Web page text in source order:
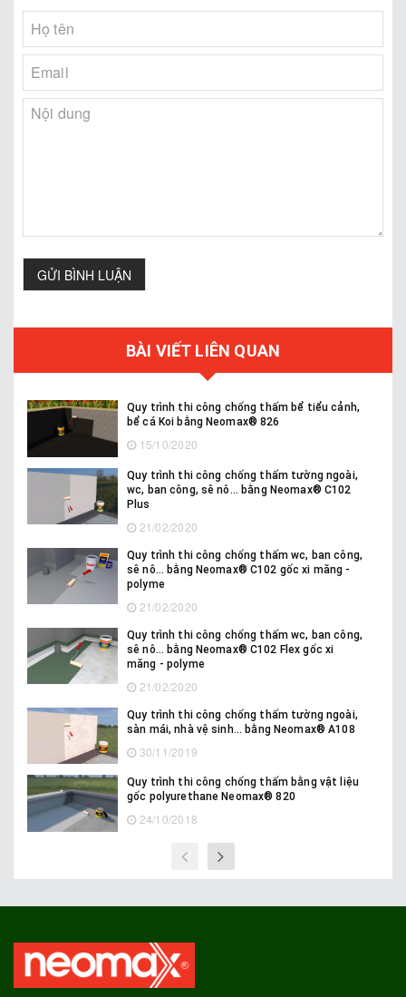
GỬI BÌNH LUẬN
BÀI VIẾT LIÊN QUAN
Quy trình thi công chống thấm bể tiểu cảnh,
bể cá Koi bằng Neomax® 826
15/10/2020
Quy trình thi công chống thấm tường ngoài,
wc, ban công, sê nô... bằng Neomax® C102
Plus
21/02/2020
Quy trình thi công chống thấm wc, ban công,
sê nô... bằng Neomax® C102 gốc xi măng -
polyme
21/02/2020
Quy trình thi công chống thấm wc, ban công,
sê nô... bằng Neomax® C102 Flex gốc xi
măng - polyme
21/02/2020
Quy trình thi công chống thấm tường ngoài,
sàn mái, nhà vệ sinh... bằng Neomax® A108
30/11/2019
Quy trình thi công chống thấm bằng vật liệu
gốc polyurethane Neomax® 820
24/10/2018